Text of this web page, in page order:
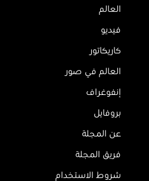
العالم
فيديو
كاريكاتور
العالم في صور
إنفوغراف
بروفايل
عن المجلة
فريق المجلة
شروط الاستخدام